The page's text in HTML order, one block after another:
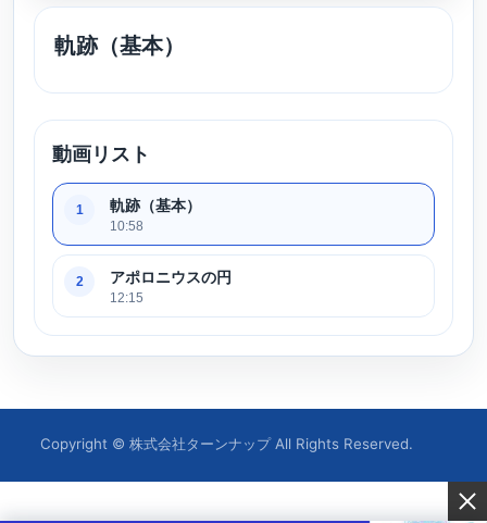
軌跡（基本）
動画リスト
1 軌跡（基本）
10:58
2 アポロニウスの円
12:15
Copyright © 株式会社ターンナップ All Rights Reserved.